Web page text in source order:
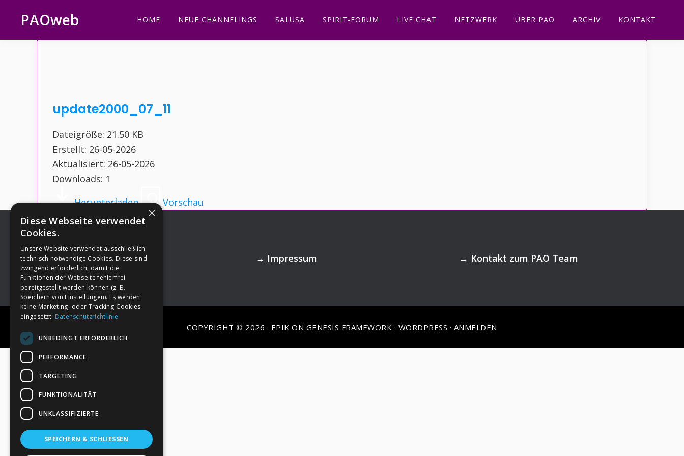
Hauptnavigation
springen
Inhalt
springen
Seitenspalte
springen
Fußzeile
springen
PAOweb HOME NEUE CHANNELINGS SALUSA SPIRIT-FORUM LIVE CHAT NETZWERK ÜBER PAO ARCHIV KONTAKT
update2000_07_11
Dateigröße: 21.50 KB
Erstellt: 26-05-2026
Aktualisiert: 26-05-2026
Downloads: 1
Herunterladen
Vorschau
Footer →Deine Spende → Impressum → Kontakt zum PAO Team
COPYRIGHT © 2026 · EPIK ON GENESIS FRAMEWORK · WORDPRESS · ANMELDEN
×
Diese Webseite verwendet
Cookies.
Unsere Website verwendet ausschließlich
technisch notwendige Cookies. Diese sind
zwingend erforderlich, damit die
Funktionen der Webseite fehlerfrei
bereitgestellt werden können (z. B.
Speichern von Einstellungen). Es werden
keine Marketing- oder Tracking-Cookies
eingesetzt. Datenschutzrichtlinie
UNBEDINGT ERFORDERLICH
PERFORMANCE
TARGETING
FUNKTIONALITÄT
UNKLASSIFIZIERTE
SPEICHERN & SCHLIESSEN